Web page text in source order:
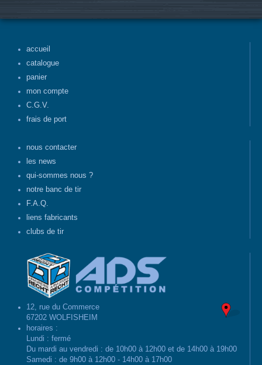
accueil
catalogue
panier
mon compte
C.G.V.
frais de port
nous contacter
les news
qui-sommes nous ?
notre banc de tir
F.A.Q.
liens fabricants
clubs de tir
12, rue du Commerce
67202 WOLFISHEIM
horaires :
Lundi : fermé
Du mardi au vendredi : de 10h00 à 12h00 et de 14h00 à 19h00
Samedi : de 9h00 à 12h00 - 14h00 à 17h00